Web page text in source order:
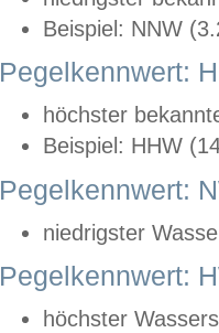
Beispiel: NNW
Pegelkennwert:
höchster
Beispiel: HHW
Pegelkennwert:
niedrigster
Pegelkennwert:
höchster